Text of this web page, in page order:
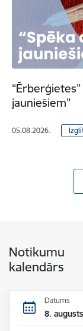
jauniešiem”
05.08.2026.
Notikumu
kalendārs
Datums
8.